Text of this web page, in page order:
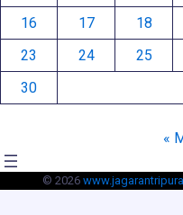
16
17 18
23
24 25
30
«
© 2026